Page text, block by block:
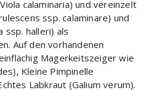
calaminaria) und vereinzelt
ssp. calaminare) und
ssp. halleri) als
Auf den vorhandenen
Magerkeitszeiger wie
Kleine Pimpinelle
Labkraut (Galium verum).